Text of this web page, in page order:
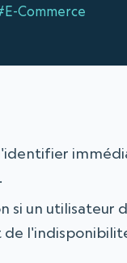
Commerce
un utilisateur